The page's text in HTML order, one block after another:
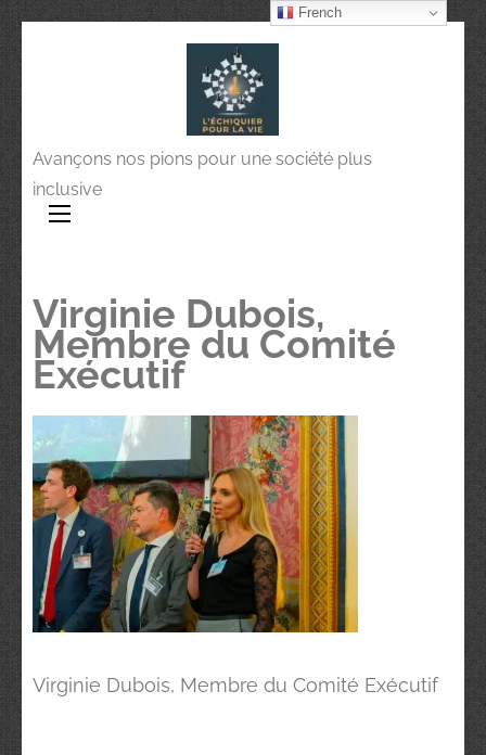
Avançons nos pions pour une société plus
inclusive
Virginie Dubois,
Membre du Comité
Exécutif
Virginie Dubois, Membre du Comité Exécutif
French